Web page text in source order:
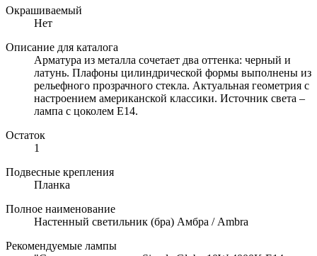
Окрашиваемый
Нет
Описание для каталога
Арматура из металла сочетает два оттенка: черный и
латунь. Плафоны цилиндрической формы выполнены из
рельефного прозрачного стекла. Актуальная геометрия с
настроением американской классики. Источник света –
лампа с цоколем E14.
Остаток
1
Подвесные крепления
Планка
Полное наименование
Настенный светильник (бра) Амбра / Ambra
Рекомендуемые лампы